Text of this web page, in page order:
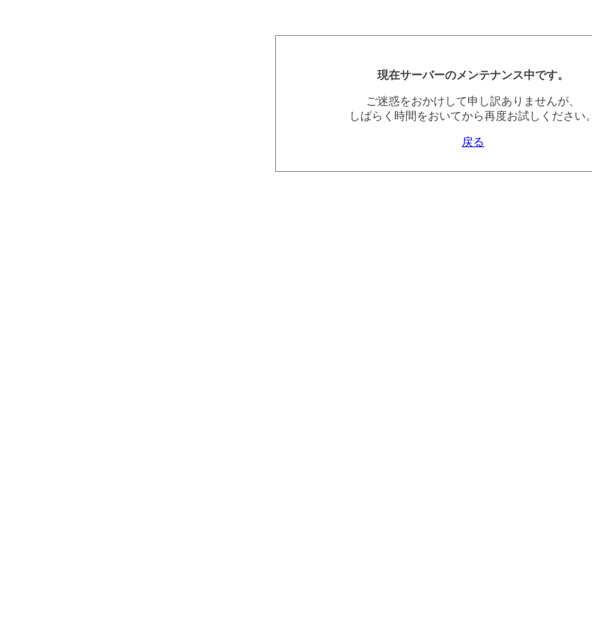
現在サーバーのメンテナンス中です。
ご迷惑をおかけして申し訳ありませんが、
しばらく時間をおいてから再度お試しください。
戻る